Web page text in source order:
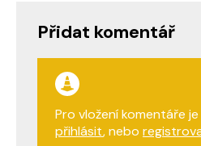
Přidat komentář
Pro vložení komentáře
přihlásit, nebo